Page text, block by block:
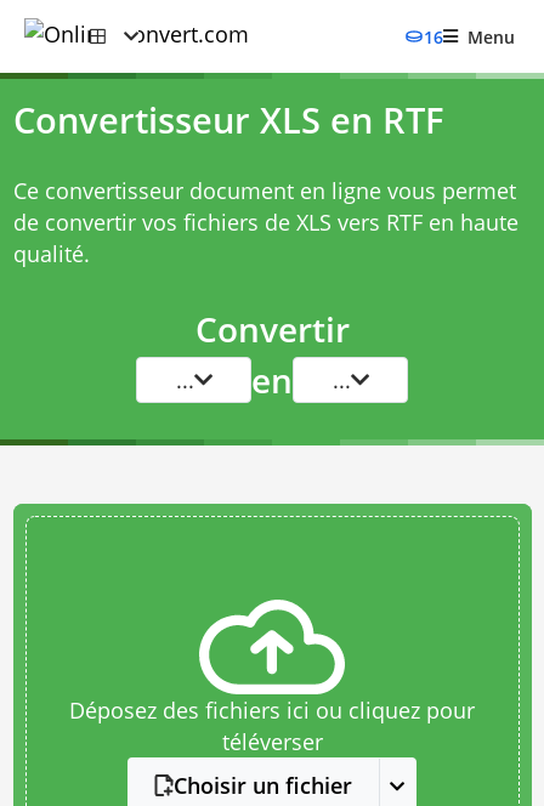
16 Menu
Convertisseur XLS en RTF
Ce convertisseur document en ligne vous permet
de convertir vos fichiers de XLS vers RTF en haute
qualité.
Convertir
... en ...
Déposez des fichiers ici ou cliquez pour
téléverser
Choisir un fichier